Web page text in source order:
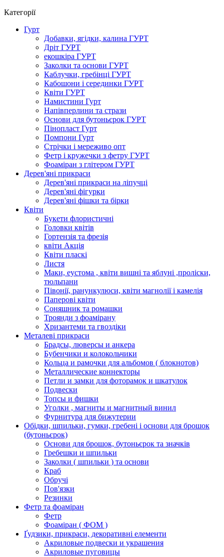
Категорії
Гурт
Добавки, ягідки, калина ГУРТ
Дріт ГУРТ
екошкіра ГУРТ
Заколки та основи ГУРТ
Каблучки, гребінці ГУРТ
Кабошони і серединки ГУРТ
Квіти ГУРТ
Намистини Гурт
Напівперлини та стрази
Основи для бутоньєрок ГУРТ
Пінопласт Гурт
Помпони Гурт
Стрічки і мереживо опт
Фетр і кружечки з фетру ГУРТ
Фоаміран з глітером ГУРТ
Дерев'яні прикраси
Дерев'яні прикраси на ліпучці
Дерев'яні фігурки
Дерев'яні фішки та бірки
Квіти
Букети флористичні
Головки квітів
Гортензія та фрезія
квіти Акція
Квіти пласкі
Листя
Маки, еустома , квіти вишні та яблуні ,проліски,
тюльпани
Півонії, ранункулюси, квіти магнолії і камелія
Паперові квіти
Соняшник та ромашки
Троянди з фоамірану
Хризантеми та гвоздіки
Металеві прикраси
Брадсы, люверсы и анкера
Бубенчики и колокольчики
Кольца и рамочки для альбомов ( блокнотов)
Металлические коннекторы
Петли и замки для фоторамок и шкатулок
Подвески
Топсы и фишки
Уголки , магниты и магнитный винил
Фурнитура для бижутерии
Обідки, шпильки, гумки, гребені і основи для брошок
(бутоньєрок)
Основи для брошок, бутоньєрок та значків
Гребешки и шпильки
Заколки ( шпильки ) та основи
Краб
Обручі
Пов'язки
Резинки
Фетр та фоаміран
Фетр
Фоаміран ( ФОМ )
Ґудзики, прикраси, декоративні елементи
Акриловые подвески и украшения
Акриловые пуговицы